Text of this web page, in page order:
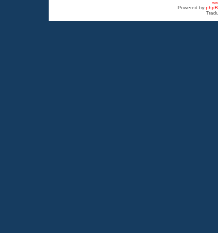
Powered by